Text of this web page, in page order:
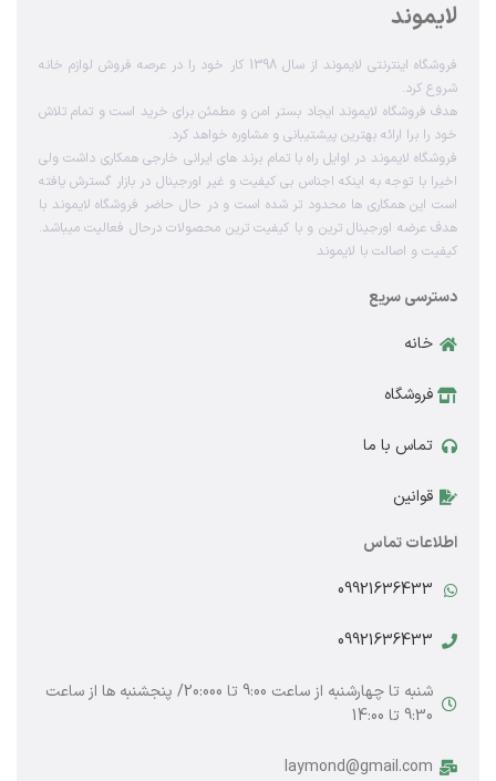
لایموند
فروشگاه اینترنتی لایموند از سال 1398 کار خود را در عرصه فروش لوازم خانه
شروع کرد.
هدف فروشگاه لایموند ایجاد بستر امن و مطمئن برای خرید است و تمام تلاش
خود را برا ارائه بهترین پیشتیبانی و مشاوره خواهد کرد.
فروشگاه لایموند در اوایل راه با تمام برند های ایرانی خارجی همکاری داشت ولی
اخیرا با توجه به اینکه اجناس بی کیفیت و غیر اورجینال در بازار گسترش یافته
است این همکاری ها محدود تر شده است و در حال حاضر فروشگاه لایموند با
هدف عرضه اورجینال ترین و با کیفیت ترین محصولات درحال فعالیت میباشد.
کیفیت و اصالت با لایموند
دسترسی سریع
خانه
فروشگاه
تماس با ما
قوانین
اطلاعات تماس
09921636433
09921636433
شنبه تا چهارشنبه از ساعت 9:00 تا 20:000/ پنجشنبه ها از ساعت
9:30 تا 14:00
laymond@gmail.com